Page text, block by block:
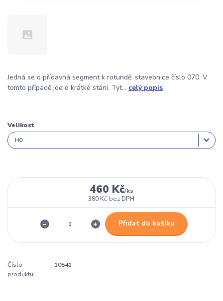
Jedná se o přídavná segment k rotundě, stavebnice číslo 070. V
tomto případě jde o krátké stání. Tyt... celý popis
Velikost
460 Kč/ks
380 Kč bez DPH
Přidat do košíku
Číslo
produktu:
10541